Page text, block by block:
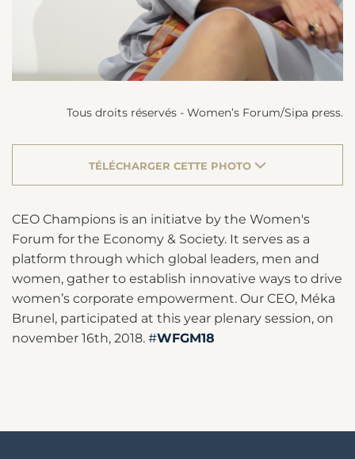
Tous droits réservés - Women’s Forum/Sipa press.
TÉLÉCHARGER CETTE PHOTO
CEO Champions is an initiatve by the Women's
Forum for the Economy & Society. It serves as a
platform through which global leaders, men and
women, gather to establish innovative ways to drive
women’s corporate empowerment. Our CEO, Méka
Brunel, participated at this year plenary session, on
november 16th, 2018. #WFGM18